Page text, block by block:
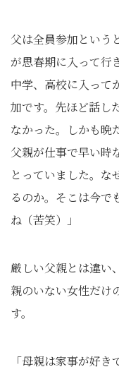
父は全員参加という
が思春期に入って行
中学、高校に入って
加です。先ほど話し
なかった。しかも晩
父親が仕事で早い時
とっていました。な
るのか。そこは今で
ね（苦笑）」
厳しい父親とは違い
親のいない女性だけ
す。
「母親は家事が好